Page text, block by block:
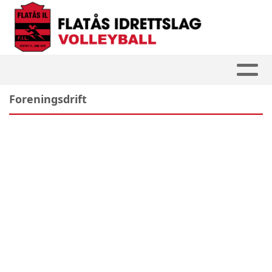
Foreningsdrift